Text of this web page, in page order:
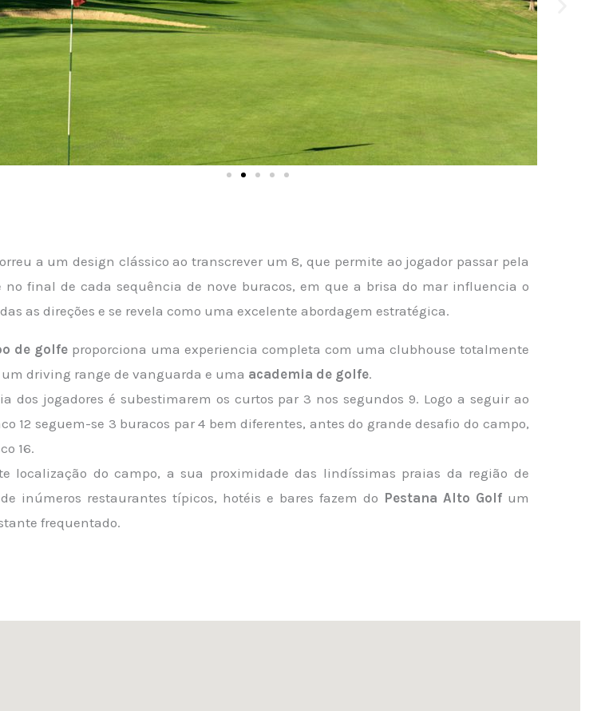
a um design clássico ao transcrever um 8, que permite ao jogador passar pela
no final de cada sequência de nove buracos, em que a brisa do mar influencia o
as direções e se revela como uma excelente abordagem estratégica.
de golfe proporciona uma experiencia completa com uma clubhouse totalmente
driving range de vanguarda e uma academia de golfe.
dos jogadores é subestimarem os curtos par 3 nos segundos 9. Logo a seguir ao
12 seguem-se 3 buracos par 4 bem diferentes, antes do grande desafio do campo,
16.
localização do campo, a sua proximidade das lindíssimas praias da região de
inúmeros restaurantes típicos, hotéis e bares fazem do Pestana Alto Golfum
frequentado.